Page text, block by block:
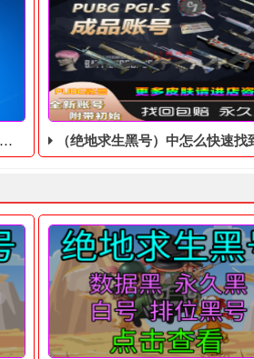
（绝地求生黑号）中怎么快速找到避